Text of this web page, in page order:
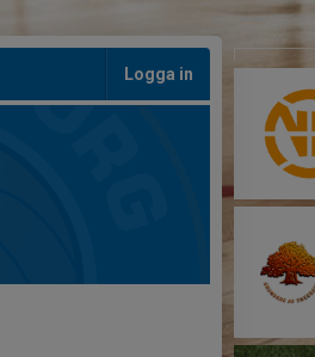
Logga in